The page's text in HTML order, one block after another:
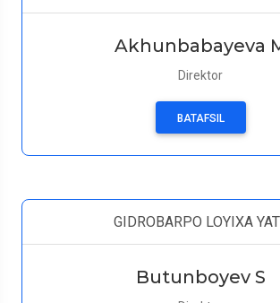
Akhunbabayeva
Direktor
BATAFSIL
GIDROBARPO LOYIXA
Butunboyev S